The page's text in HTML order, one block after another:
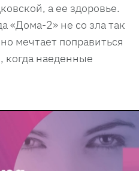
а ее здоровье.
«Дома-2» не со зла так
мечтает поправиться
когда наеденные